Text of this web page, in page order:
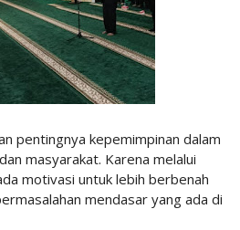
pentingnya kepemimpinan dalam
masyarakat. Karena melalui
motivasi untuk lebih berbenah
mendasar yang ada di